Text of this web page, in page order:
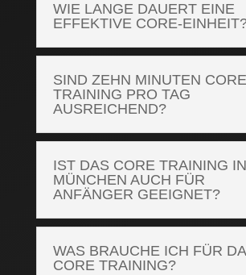
WIE LANGE DAUERT EINE
EFFEKTIVE CORE-
SIND ZEHN MINUTEN CORE
TRAINING PRO TAG
AUSREICHEND?
IST DAS CORE TRAINING IN
MÜNCHEN AUCH FÜR
ANFÄNGER GEEIGNET?
WAS BRAUCHE ICH FÜR
CORE TRAINING?